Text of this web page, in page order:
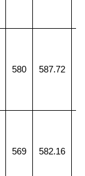
580 587.72
569 582.16